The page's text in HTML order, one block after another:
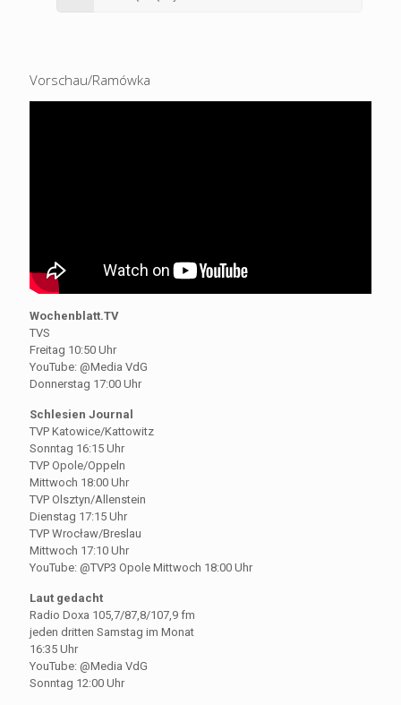
Vorschau/Ramówka
Wochenblatt.TV
TVS
Freitag 10:50 Uhr
YouTube: @Media VdG
Donnerstag 17:00 Uhr
Schlesien Journal
TVP Katowice/Kattowitz
Sonntag 16:15 Uhr
TVP Opole/Oppeln
Mittwoch 18:00 Uhr
TVP Olsztyn/Allenstein
Dienstag 17:15 Uhr
TVP Wrocław/Breslau
Mittwoch 17:10 Uhr
YouTube: @TVP3 Opole Mittwoch 18:00 Uhr
Laut gedacht
Radio Doxa 105,7/87,8/107,9 fm
jeden dritten Samstag im Monat
16:35 Uhr
YouTube: @Media VdG
Sonntag 12:00 Uhr